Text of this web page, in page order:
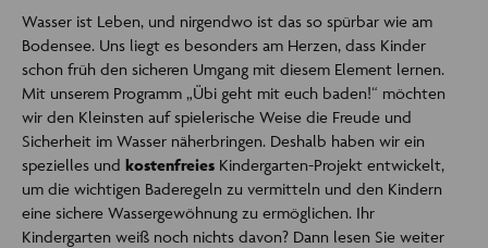
Wasser ist Leben, und nirgendwo ist das so spürbar wie am
Bodensee. Uns liegt es besonders am Herzen, dass Kinder
schon früh den sicheren Umgang mit diesem Element lernen.
Mit unserem Programm „Übi geht mit euch baden!“ möchten
wir den Kleinsten auf spielerische Weise die Freude und
Sicherheit im Wasser näherbringen. Deshalb haben wir ein
spezielles und kostenfreies Kindergarten-Projekt entwickelt,
um die wichtigen Baderegeln zu vermitteln und den Kindern
eine sichere Wassergewöhnung zu ermöglichen. Ihr
Kindergarten weiß noch nichts davon? Dann lesen Sie weiter